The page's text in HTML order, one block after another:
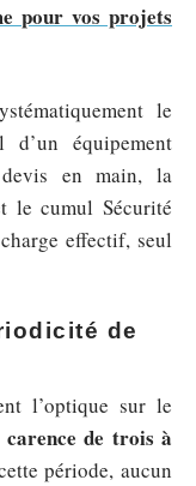
pour vos projets
le
équipement
en main, la
le cumul Sécurité
effectif, seul
de
l’optique sur le
carence de trois à
période, aucun